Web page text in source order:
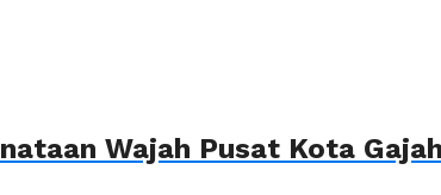
Wajah Pusat Kota